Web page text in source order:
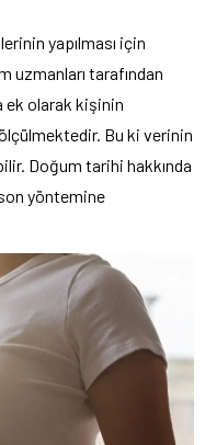
yapılması için
uzmanları tarafından
ek olarak kişinin
Bu ki verinin
Doğum tarihi hakkında
yöntemine